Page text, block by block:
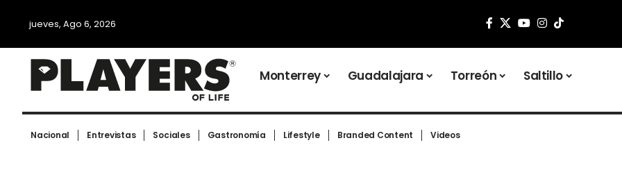
jueves, Ago 6, 2026
Monterrey Guadalajara Torreón Saltillo
Nacional Entrevistas Sociales Gastronomía Lifestyle Branded Content Videos